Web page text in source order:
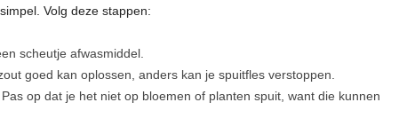
Volg deze stappen:
scheutje afwasmiddel.
goed kan oplossen, anders kan je spuitfles verstoppen.
op dat je het niet op bloemen of planten spuit, want die kunnen